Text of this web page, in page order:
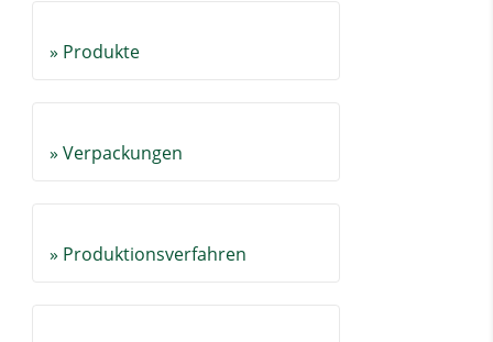
» Produkte
» Verpackungen
» Produktionsverfahren